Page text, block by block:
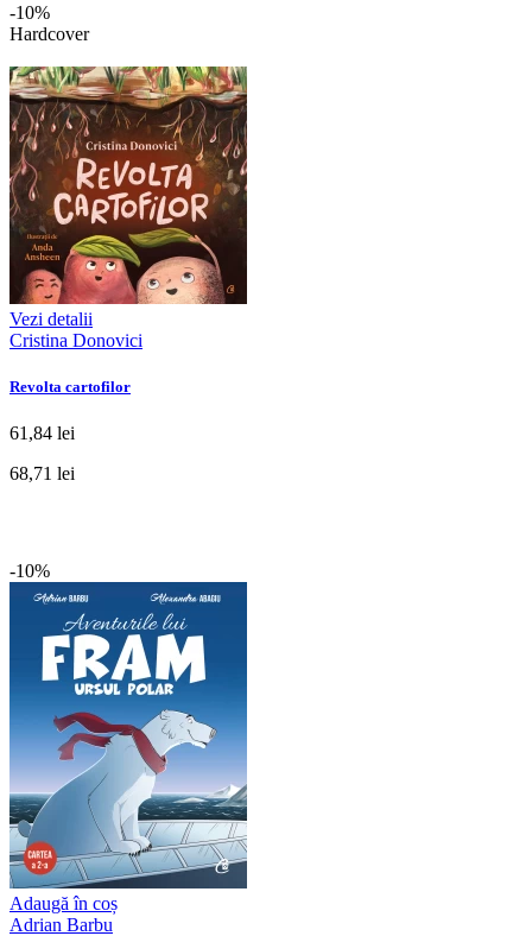
-10%
Hardcover
Vezi detalii
Cristina Donovici
Revolta cartofilor
61,84 lei
68,71 lei
-10%
Adaugă în coș
Adrian Barbu